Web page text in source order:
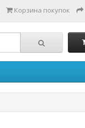
Корзина покупок